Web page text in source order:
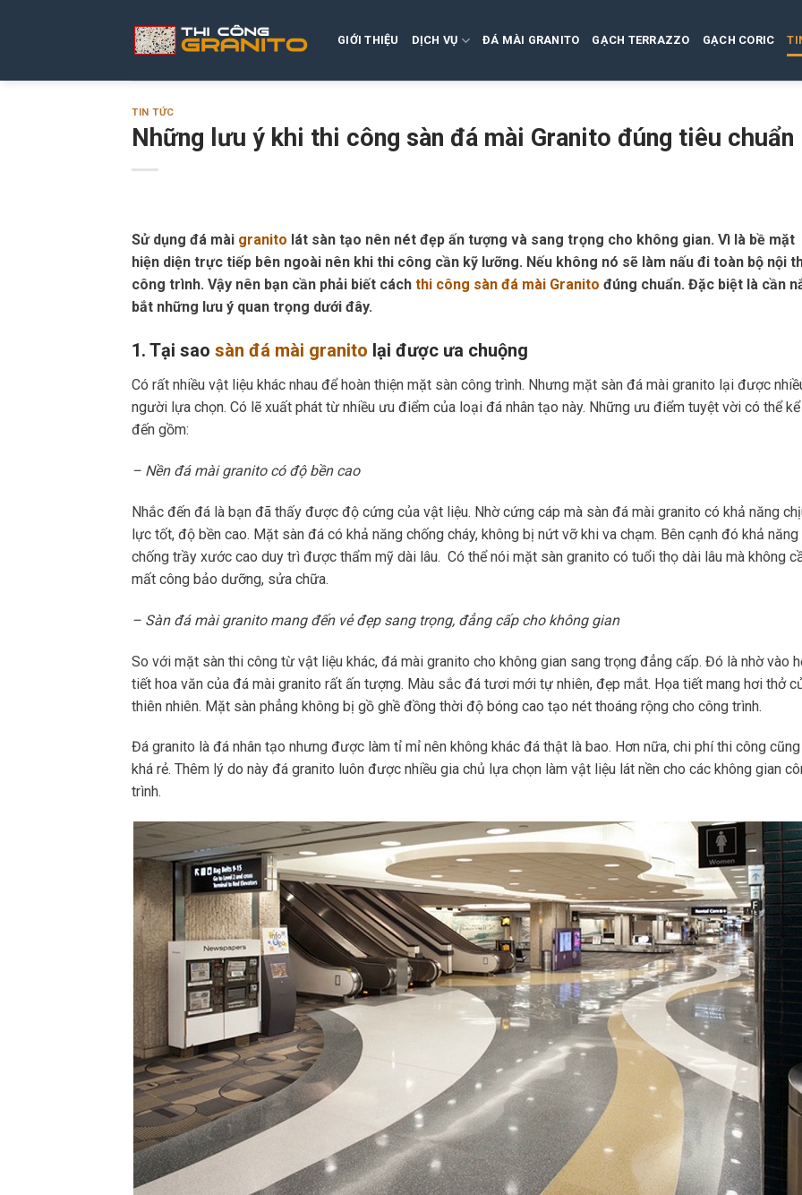
GIỚI THIỆU DỊCH VỤ ĐÁ MÀI GRANITO GẠCH TERRAZZO GẠCH CORIC
TIN TỨC
Những lưu ý khi thi công sàn đá mài Granito đúng tiêu chuẩn
Sử dụng đá mài granito lát sàn tạo nên nét đẹp ấn tượng và sang trọng cho không gian. Vì là bề mặt
hiện diện trực tiếp bên ngoài nên khi thi công cần kỹ lưỡng. Nếu không nó sẽ làm nấu đi toàn bộ nội
công trình. Vậy nên bạn cần phải biết cách thi công sàn đá mài Granito đúng chuẩn. Đặc biệt là cần
bắt những lưu ý quan trọng dưới đây.
1. Tại sao sàn đá mài granito lại được ưa chuộng
Có rất nhiều vật liệu khác nhau để hoàn thiện mặt sàn công trình. Nhưng mặt sàn đá mài granito lại được
người lựa chọn. Có lẽ xuất phát từ nhiều ưu điểm của loại đá nhân tạo này. Những ưu điểm tuyệt vời có thể kể
đến gồm:
– Nền đá mài granito có độ bền cao
Nhắc đến đá là bạn đã thấy được độ cứng của vật liệu. Nhờ cứng cáp mà sàn đá mài granito có khả năng
lực tốt, độ bền cao. Mặt sàn đá có khả năng chống cháy, không bị nứt vỡ khi va chạm. Bên cạnh đó khả năng
chống trầy xước cao duy trì được thẩm mỹ dài lâu. Có thể nói mặt sàn granito có tuổi thọ dài lâu mà không
mất công bảo dưỡng, sửa chữa.
– Sàn đá mài granito mang đến vẻ đẹp sang trọng, đẳng cấp cho không gian
So với mặt sàn thi công từ vật liệu khác, đá mài granito cho không gian sang trọng đẳng cấp. Đó là nhờ vào
tiết hoa văn của đá mài granito rất ấn tượng. Màu sắc đá tươi mới tự nhiên, đẹp mắt. Họa tiết mang hơi thở
thiên nhiên. Mặt sàn phẳng không bị gồ ghề đồng thời độ bóng cao tạo nét thoáng rộng cho công trình.
Đá granito là đá nhân tạo nhưng được làm tỉ mỉ nên không khác đá thật là bao. Hơn nữa, chi phí thi công cũng
khá rẻ. Thêm lý do này đá granito luôn được nhiều gia chủ lựa chọn làm vật liệu lát nền cho các không gian
trình.